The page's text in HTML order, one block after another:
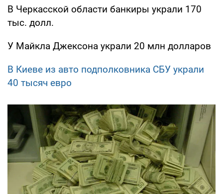
В Черкасской области банкиры украли 170
тыс. долл.
У Майкла Джексона украли 20 млн долларов
В Киеве из авто подполковника СБУ украли
40 тысяч евро